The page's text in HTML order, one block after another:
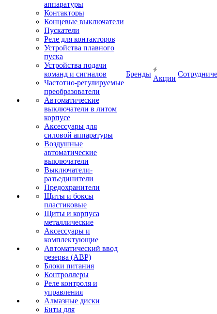
аппаратуры
Контакторы
Концевые выключатели
Пускатели
Реле для контакторов
Устройства плавного
пуска
Устройства подачи
команд и сигналов
Частотно-регулируемые
преобразователи
Автоматические
выключатели в литом
корпусе
Аксессуары для
силовой аппаратуры
Воздушные
автоматические
выключатели
Выключатели-
разъединители
Предохранители
Щиты и боксы
пластиковые
Щиты и корпуса
металлические
Аксессуары и
комплектующие
Автоматический ввод
резерва (АВР)
Блоки питания
Контроллеры
Реле контроля и
управления
Алмазные диски
Биты для
Бренды
Акции